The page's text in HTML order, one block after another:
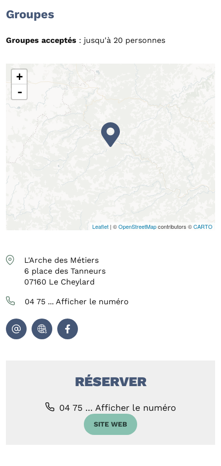
Groupes
Groupes acceptés : jusqu'à 20 personnes
+
-
Leaflet | ©OpenStreetMapcontributors ©CARTO
L'Arche des Métiers
6 place des Tanneurs
07160 Le Cheylard
04 75 ... Afficher le numéro
RÉSERVER
04 75 ... Afficher le numéro
SITE WEB